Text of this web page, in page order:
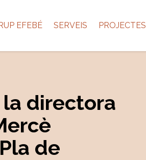
EFEBÉ SERVEIS PROJECTES
directora
de